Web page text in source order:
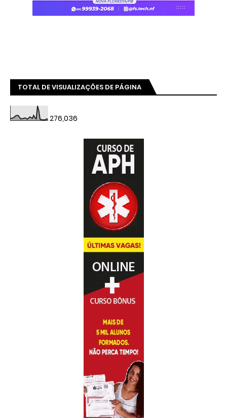
TOTAL DE VISUALIZAÇÕES DE PÁGINA
276,036